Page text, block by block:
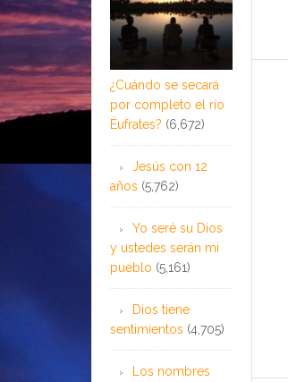
¿Cuándo se secará
por completo el río
Éufrates? (6,672)
Jesús con 12
años (5,762)
Yo seré su Dios
y ustedes serán mi
pueblo (5,161)
Dios tiene
sentimientos (4,705)
Los nombres